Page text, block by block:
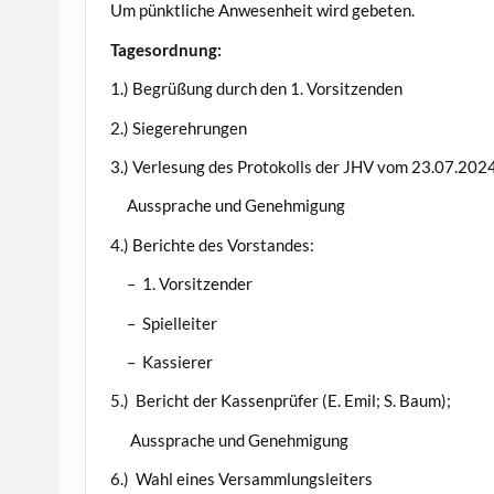
Um pünktliche Anwesenheit wird gebeten.
Tagesordnung:
1.) Begrüßung durch den 1. Vorsitzenden
2.) Siegerehrungen
3.) Verlesung des Protokolls der JHV vom
Aussprache und Genehmigung
4.) Berichte des Vorstandes:
– 1. Vorsitzender
– Spielleiter
– Kassierer
5.) Bericht der Kassenprüfer (E. Emil; S. Baum);
Aussprache und Genehmigung
6.) Wahl eines Versammlungsleiters